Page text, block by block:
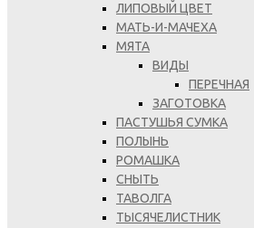
ЛИПОВЫЙ ЦВЕТ
МАТЬ-И-МАЧЕХА
МЯТА
ВИДЫ
ПЕРЕЧНАЯ
ЗАГОТОВКА
ПАСТУШЬЯ СУМКА
ПОЛЫНЬ
РОМАШКА
СНЫТЬ
ТАВОЛГА
ТЫСЯЧЕЛИСТНИК